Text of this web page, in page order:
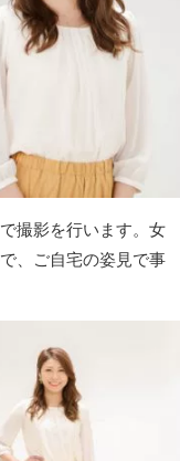
撮影を行います。女
、ご自宅の姿見で事